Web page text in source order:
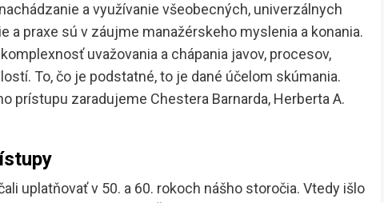
a využívanie všeobecných, univerzálnych
a praxe sú v záujme manažérskeho myslenia a konania.
uvažovania a chápania javov, procesov,
To, čo je podstatné, to je dané účelom skúmania.
zaradujeme Chestera Barnarda, Herberta A.
uplatňovať v 50. a 60. rokoch nášho storočia. Vtedy išlo